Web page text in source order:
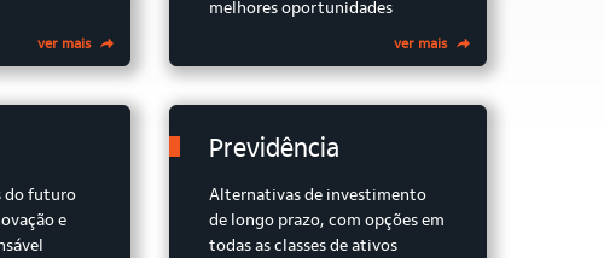
ver mais
melhores oportunidades
ver mais
do futuro
e
Previdência
Alternativas de investimento
de longo prazo, com opções em
todas as classes de ativos